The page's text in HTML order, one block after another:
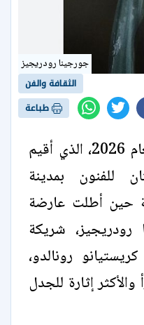
جورجينا رودريجيز
الثقافة والفن
طباعة
شهد حفل "ميت جالا" لعام 2026، الذي أقيم
للفنون بمدينة
حين أطلت عارضة
رودريجيز، شريكة
رونالدو،
إثارة للجدل